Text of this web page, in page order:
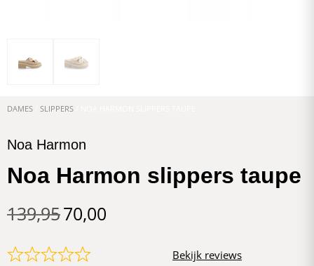
DAMES SLIPPERS
Noa Harmon
Noa Harmon slippers taupe
139,9570,00
Bekijk reviews